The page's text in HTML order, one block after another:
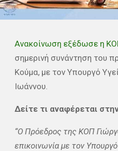
Ανακοίνωση εξέδωσε η
σημερινή συνάντηση του
Κούμα, με τον Υπουργό
Ιωάννου.
Δείτε τι αναφέρεται
“Ο Πρόεδρος της ΚΟΠ
επικοινωνία με τον